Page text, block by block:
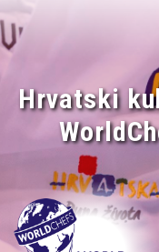
Hrvatski